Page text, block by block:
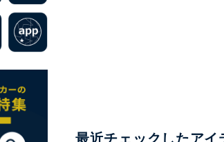
最近チェックしたアイ